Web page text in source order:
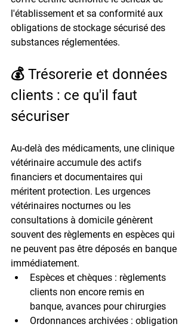
l'établissement et sa conformité aux
obligations de stockage sécurisé des
substances réglementées.
💰 Trésorerie et données
clients : ce qu'il faut
sécuriser
Au-delà des médicaments, une clinique
vétérinaire accumule des actifs
financiers et documentaires qui
méritent protection. Les urgences
vétérinaires nocturnes ou les
consultations à domicile génèrent
souvent des règlements en espèces qui
ne peuvent pas être déposés en banque
immédiatement.
Espèces et chèques : règlements
clients non encore remis en
banque, avances pour chirurgies
Ordonnances archivées : obligation